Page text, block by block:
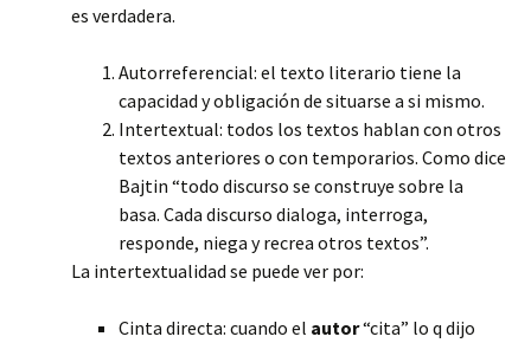
es verdadera.
Autorreferencial: el texto literario tiene la
capacidad y obligación de situarse a si mismo.
Intertextual: todos los textos hablan con otros
textos anteriores o con temporarios. Como dice
Bajtin “todo discurso se construye sobre la
basa. Cada discurso dialoga, interroga,
responde, niega y recrea otros textos”.
La intertextualidad se puede ver por:
Cinta directa: cuando el autor“cita” lo q dijo